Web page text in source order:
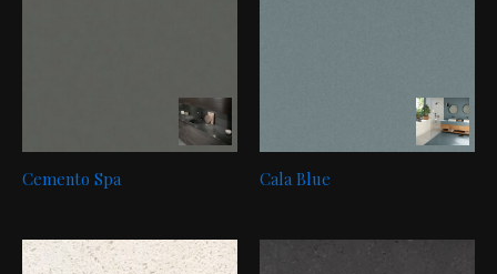
Cemento Spa Cala Blue